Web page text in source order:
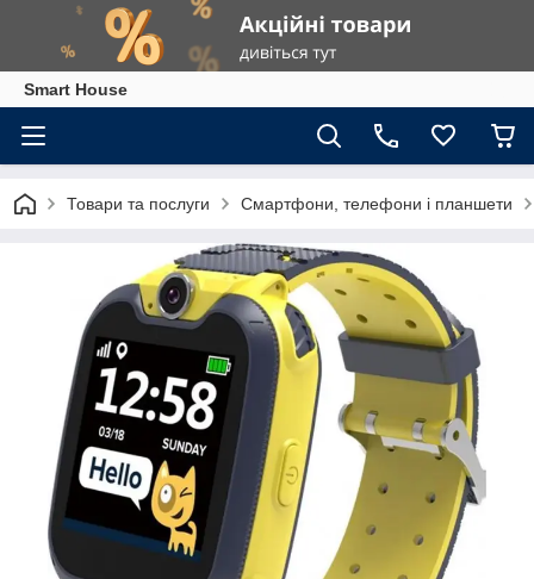
Smart House
Товари та послуги Смартфони, телефони і планшети